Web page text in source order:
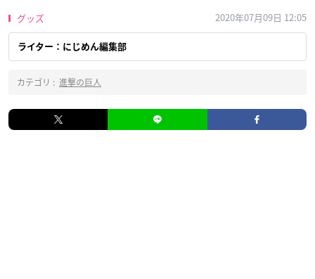
グッズ 2020年07月09日 12:05
ライター：にじめん編集部
カテゴリ : 進撃の巨人